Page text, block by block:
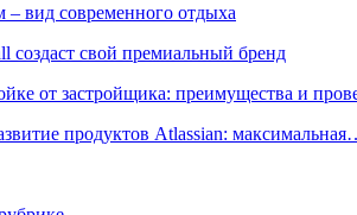
вид современного отдыха
создаст свой премиальный бренд
от застройщика: преимущества и
продуктов Atlassian: